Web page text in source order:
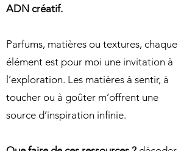
ADN créatif.
Parfums, matières ou textures, chaque
élément est pour moi une invitation à
l’exploration. Les matières à sentir, à
toucher ou à goûter m’offrent une
source d’inspiration infinie.